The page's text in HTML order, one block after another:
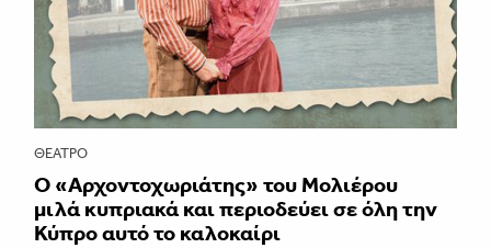
ΘΈΑΤΡΟ
Ο «Αρχοντοχωριάτης» του Μολιέρου
μιλά κυπριακά και περιοδεύει σε όλη την
Κύπρο αυτό το καλοκαίρι